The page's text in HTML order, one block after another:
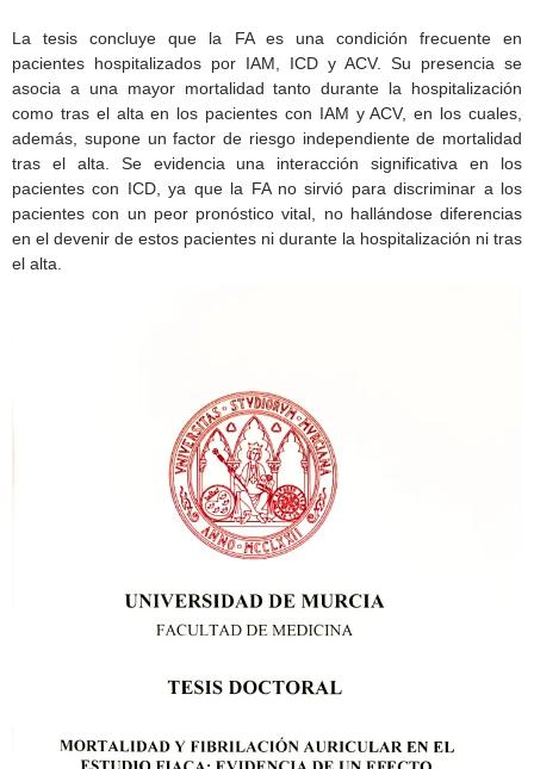
La tesis concluye que la FA es una condición frecuente en
pacientes hospitalizados por IAM, ICD y ACV. Su presencia se
asocia a una mayor mortalidad tanto durante la hospitalización
como tras el alta en los pacientes con IAM y ACV, en los cuales,
además, supone un factor de riesgo independiente de mortalidad
tras el alta. Se evidencia una interacción significativa en los
pacientes con ICD, ya que la FA no sirvió para discriminar a los
pacientes con un peor pronóstico vital, no hallándose diferencias
en el devenir de estos pacientes ni durante la hospitalización ni tras
el alta.